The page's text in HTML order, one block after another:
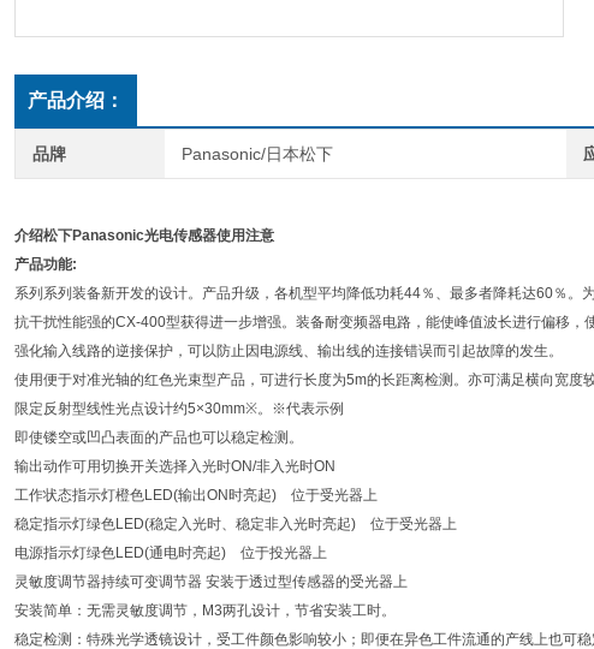
产品介绍：
品牌 Panasonic/日本松下
介绍松下Panasonic光电传感器使用注意
产品功能:
系列系列装备新开发的设计。产品升级，各机型平均降低功耗44％、最多者降耗达60％。
抗干扰性能强的CX-400型获得进一步增强。装备耐变频器电路，能使峰值波长进行偏移，
强化输入线路的逆接保护，可以防止因电源线、输出线的连接错误而引起故障的发生。
使用便于对准光轴的红色光束型产品，可进行长度为5m的长距离检测。亦可满足横向宽度
限定反射型线性光点设计约5×30mm※。※代表示例
即使镂空或凹凸表面的产品也可以稳定检测。
输出动作可用切换开关选择入光时ON/非入光时ON
工作状态指示灯橙色LED(输出ON时亮起) 位于受光器上
稳定指示灯绿色LED(稳定入光时、稳定非入光时亮起) 位于受光器上
电源指示灯绿色LED(通电时亮起) 位于投光器上
灵敏度调节器持续可变调节器 安装于透过型传感器的受光器上
安装简单 ： 无需灵敏度调节，M3两孔设计，节省安装工时。
稳定检测 ： 特殊光学透镜设计，受工件颜色影响较小；即便在异色工件流通的产线上也可稳